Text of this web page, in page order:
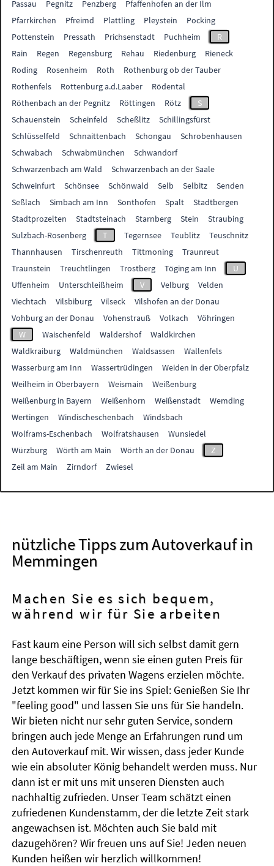
Passau Pegnitz Penzberg
Pfaffenhofen an der Ilm
Pfarrkirchen
Pfreimd Plattling Pleystein
Pocking
Pottenstein
Pressath Prichsenstadt Puchheim
R
Rain
Regen Regensburg Rehau Riedenburg
Rieneck
Roding
Rosenheim Roth
Rothenburg ob der Tauber
Rothenfels
Rottenburg a.d.Laaber
Rödental
Röthenbach an der Pegnitz
Röttingen Rötz
S
Schauenstein
Scheinfeld Scheßlitz
Schillingsfürst
Schlüsselfeld
Schnaittenbach Schongau
Schrobenhausen
Schwabach
Schwabmünchen
Schwandorf
Schwarzenbach am Wald
Schwarzenbach an der Saale
Schweinfurt
Schönsee Schönwald Selb Selbitz
Senden
Seßlach
Simbach am Inn Sonthofen Spalt
Stadtbergen
Stadtprozelten
Stadtsteinach Starnberg Stein
Straubing
Sulzbach-Rosenberg
T Tegernsee Teublitz
Teuschnitz
Thannhausen
Tirschenreuth Tittmoning
Traunreut
Traunstein
Treuchtlingen Trostberg Töging am Inn
U
Uffenheim
Unterschleißheim V Velburg
Velden
Viechtach
Vilsbiburg Vilseck
Vilshofen an der Donau
Vohburg an der Donau
Vohenstrauß Volkach
Vöhringen
W
Waischenfeld Waldershof
Waldkirchen
Waldkraiburg
Waldmünchen Waldsassen
Wallenfels
Wasserburg am Inn
Wassertrüdingen
Weiden in der Oberpfalz
Weilheim in Oberbayern
Weismain
Weißenburg
Weißenburg in Bayern
Weißenhorn Weißenstadt
Wemding
Wertingen
Windischeschenbach
Windsbach
Wolframs-Eschenbach
Wolfratshausen
Wunsiedel
Würzburg
Wörth am Main Wörth an der Donau
Z
Zeil am Main
Zirndorf Zwiesel
nützliche Tipps zum Autoverkauf in
Memmingen
Machen Sie es sich bequem,
während wir für Sie arbeiten
Fast kaum eine Person will sich selbst damit gern
lange beschäftigen, wenn sie einen guten Preis für
den Verkauf des privaten Wagens erzielen möchte.
Jetzt kommen wir für Sie ins Spiel: Genießen Sie Ihr
"feeling good" und lassen Sie uns für Sie handeln.
Wir bieten nicht nur sehr guten Service, sondern
bringen auch jede Menge an Erfahrungen rund um
den Autoverkauf mit. Wir wissen, dass jeder Kunde
wie ein absoluter König behandelt werden muss. Nur
dann ist er mit uns mit unseren Diensten auch
nachhaltig zufrieden. Unser Team schätzt einen
zufriedenen Kundenstamm, der die letzte Zeit stark
angewachsen ist. Möchten auch Sie bald mit
dazugehören? Wir freuen uns auf Sie! Jeden neuen
Kunden heißen wir herzlich willkommen!